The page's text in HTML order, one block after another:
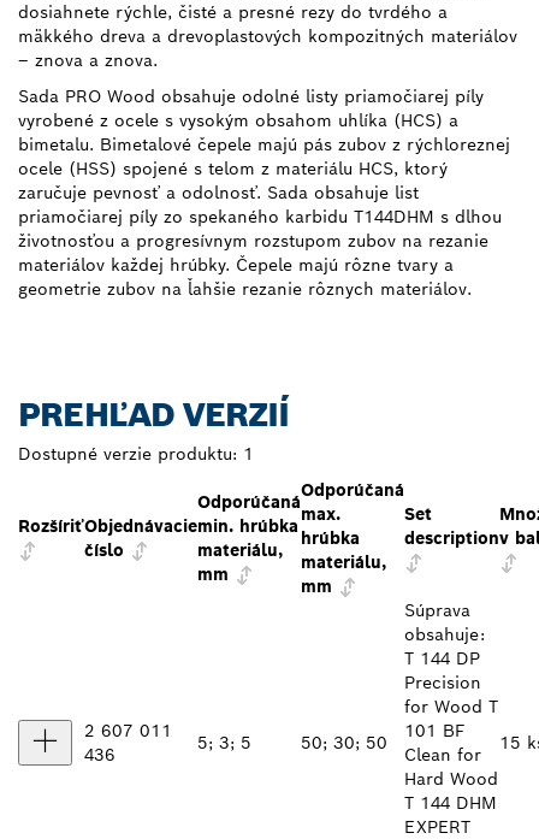
dosiahnete rýchle, čisté a presné rezy do tvrdého a
mäkkého dreva a drevoplastových kompozitných materiálov
– znova a znova.
Sada PRO Wood obsahuje odolné listy priamočiarej píly
vyrobené z ocele s vysokým obsahom uhlíka (HCS) a
bimetalu. Bimetalové čepele majú pás zubov z rýchloreznej
ocele (HSS) spojené s telom z materiálu HCS, ktorý
zaručuje pevnosť a odolnosť. Sada obsahuje list
priamočiarej píly zo spekaného karbidu T144DHM s dlhou
životnosťou a progresívnym rozstupom zubov na rezanie
materiálov každej hrúbky. Čepele majú rôzne tvary a
geometrie zubov na ľahšie rezanie rôznych materiálov.
PREHĽAD VERZIÍ
Dostupné verzie produktu: 1
RozšíriťObjednávacie
číslo
Odporúčaná
min. hrúbka
materiálu,
mm
Odporúčaná
max.
hrúbka
materiálu,
mm
Set
descriptionv
2 607 011
436
5; 3; 5 50; 30; 50
Súprava
obsahuje:
T 144 DP
Precision
for Wood T
101 BF
Clean for
Hard Wood
T 144 DHM
EXPERT
15